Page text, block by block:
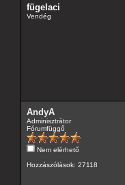
fügelaci
Vendég
AndyA
Adminisztrátor
Fórumfüggő
Nem elérhető
Hozzászólások: 27118